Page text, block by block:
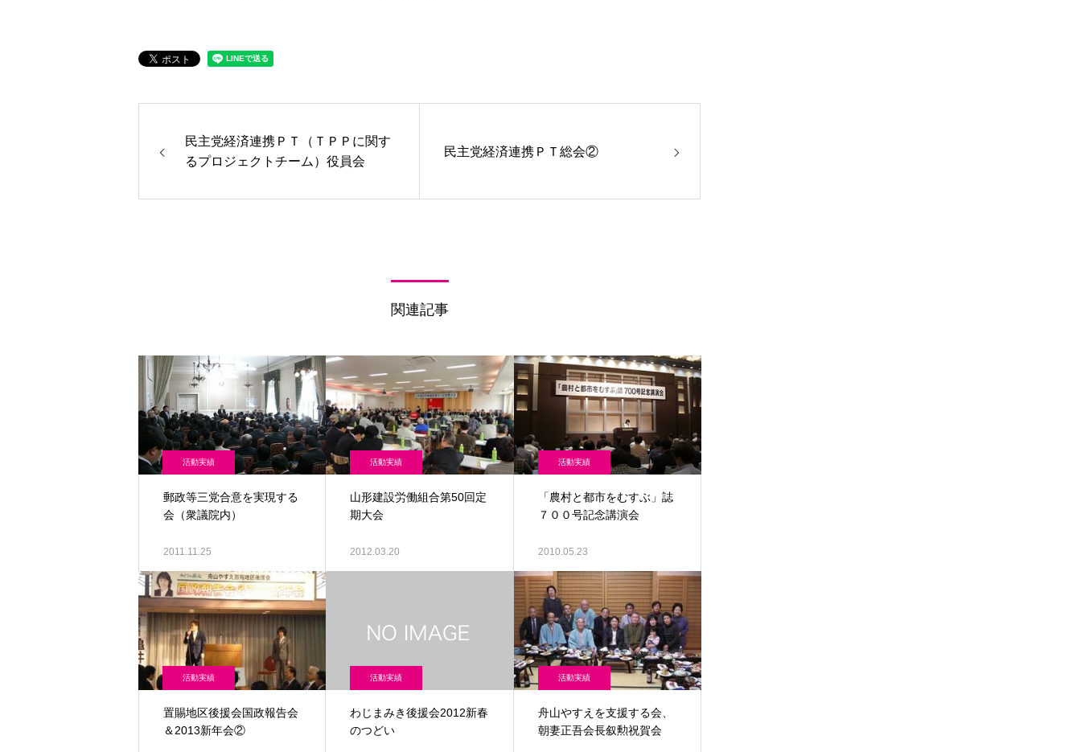
民主党経済連携ＰＴ（ＴＰＰに関す
るプロジェクトチーム）役員会
民主党経済連携ＰＴ総会②
関連記事
活動実績
郵政等三党合意を実現する
会（衆議院内）
2011.11.25
活動実績
山形建設労働組合第50回定
期大会
2012.03.20
活動実績
「農村と都市をむすぶ」誌
７００号記念講演会
2010.05.23
活動実績
置賜地区後援会国政報告会
＆2013新年会②
活動実績
わじまみき後援会2012新春
のつどい
活動実績
舟山やすえを支援する会、
朝妻正吾会長叙勲祝賀会